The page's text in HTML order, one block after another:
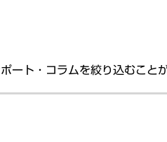
ート・コラムを絞り込むことが